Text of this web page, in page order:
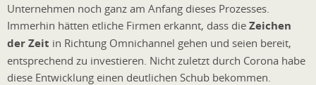
Unternehmen noch ganz am Anfang dieses Prozesses.
Immerhin hätten etliche Firmen erkannt, dass die Zeichen
der Zeit in Richtung Omnichannel gehen und seien bereit,
entsprechend zu investieren. Nicht zuletzt durch Corona habe
diese Entwicklung einen deutlichen Schub bekommen.